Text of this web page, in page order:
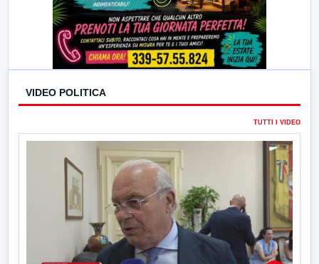
VIDEO POLITICA
TUTTI I VIDEO